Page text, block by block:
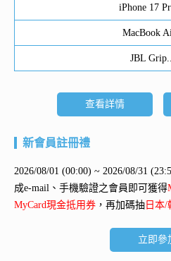
iPhone 17
MacBook
JBL
查看詳情
新會員註冊禮
2026/08/01 (00:00) ~ 2026/08/31
成e-mail、手機驗證之會員即可獲得
MyCard現金抵用券 ，再加碼抽 日本/
立即參